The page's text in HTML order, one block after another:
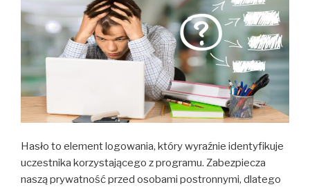
Hasło to element logowania, który wyraźnie identyfikuje
uczestnika korzystającego z programu. Zabezpiecza
naszą prywatność przed osobami postronnymi, dlatego